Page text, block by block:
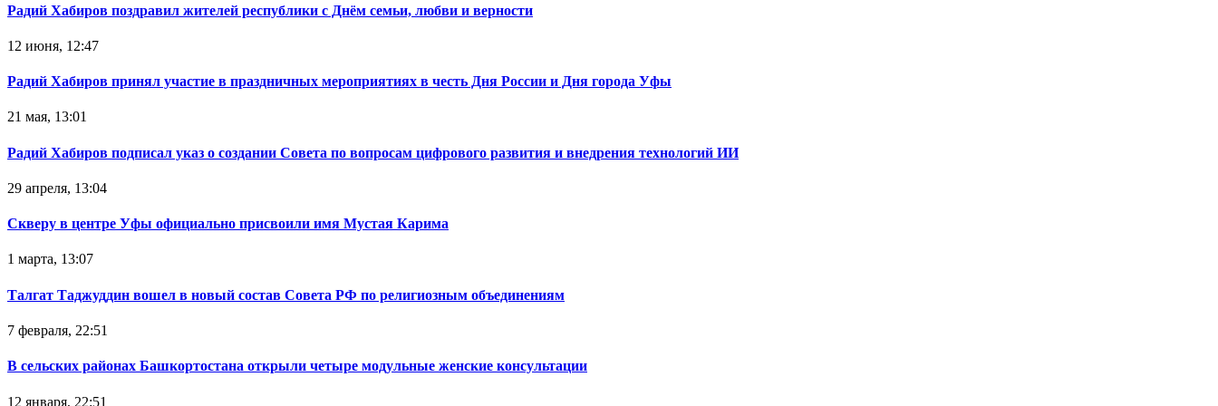
Радий Хабиров поздравил жителей республики с Днём семьи, любви и верности
12 июня, 12:47
Радий Хабиров принял участие в праздничных мероприятиях в честь Дня России и Дня города Уфы
21 мая, 13:01
Радий Хабиров подписал указ о создании Совета по вопросам цифрового развития и внедрения технологий ИИ
29 апреля, 13:04
Скверу в центре Уфы официально присвоили имя Мустая Карима
1 марта, 13:07
Талгат Таджуддин вошел в новый состав Совета РФ по религиозным объединениям
7 февраля, 22:51
В сельских районах Башкортостана открыли четыре модульные женские консультации
12 января, 22:51